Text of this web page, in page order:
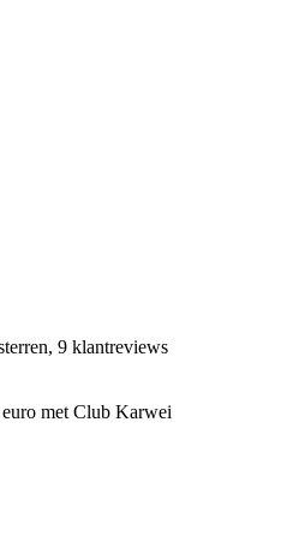
9 klantreviews
met Club Karwei